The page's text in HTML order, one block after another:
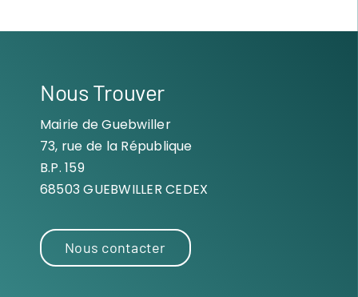
Nous Trouver
Mairie de Guebwiller
73, rue de la République
B.P. 159
68503 GUEBWILLER CEDEX
Nous contacter